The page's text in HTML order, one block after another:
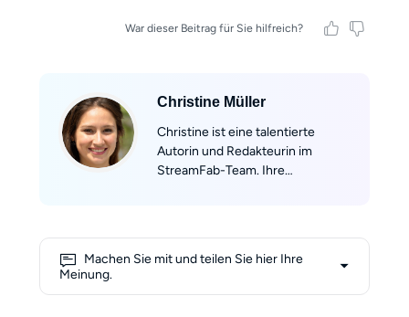
War dieser Beitrag für Sie hilfreich?
Christine Müller
Christine ist eine talentierte
Autorin und Redakteurin im
StreamFab-Team. Ihre
Verständnis für gesellschaftliche
Machen Sie mit und teilen Sie hier Ihre
Meinung.